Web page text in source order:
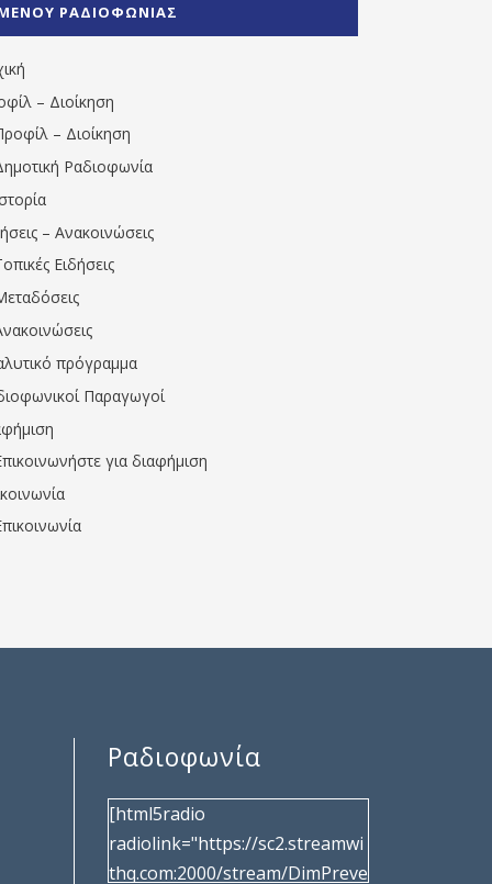
1531194763766854/" artist="" ]
ΡΑΔΙΟΦΩΝΙΑΣ
– Διοίκηση
– Διοίκηση
Ραδιοφωνία
– Ανακοινώσεις
Ειδήσεις
πρόγραμμα
Παραγωγοί
για διαφήμιση
Ραδιοφωνία
[html5radio
radiolink="https://sc2.streamwi
thq.com:2000/stream/DimPreve